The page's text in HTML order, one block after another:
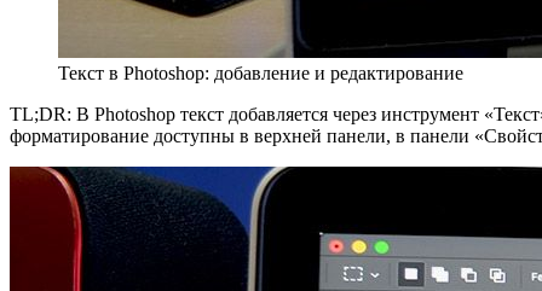
Текст в Photoshop: добавление и редактирование
TL;DR: В Photoshop текст добавляется через инструмент
форматирование доступны в верхней панели, в панели